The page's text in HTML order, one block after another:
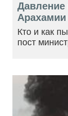
Давление
Арахамии
Кто и как
пост